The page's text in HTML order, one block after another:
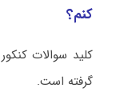
کنم؟
کلید سوالات
گرفته است.